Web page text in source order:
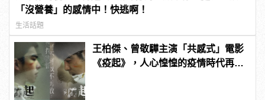
「沒營養」的感情中！快逃啊！
生活話題
王柏傑、曾敬驊主演「共感式」電影
《疫起》，人心惶惶的疫情時代再度